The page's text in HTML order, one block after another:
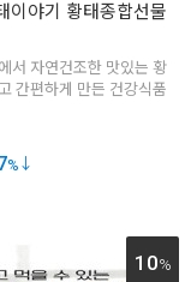
이야기 황태종합선물
서 자연건조한 맛있는 황
간편하게 만든 건강식품
%
10%